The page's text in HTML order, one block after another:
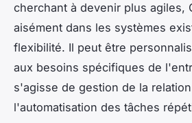
cherchant à devenir plus agiles,
aisément dans les systèmes
flexibilité. Il peut être
aux besoins spécifiques de
s'agisse de gestion de la
l'automatisation des tâches